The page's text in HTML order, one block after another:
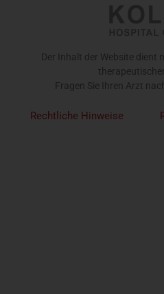
Der Inhalt der Website dient
Fragen Sie Ihren Arzt
Rechtliche Hinweise